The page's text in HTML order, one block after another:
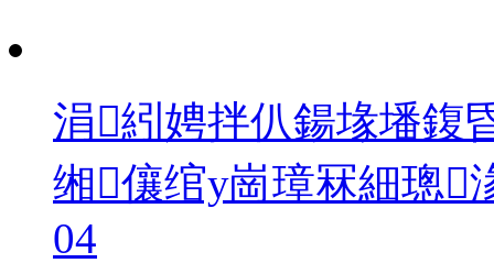
涓紖娉拌仈鍚堟墦鍑
缃儴绾у崗璋冧細璁
04